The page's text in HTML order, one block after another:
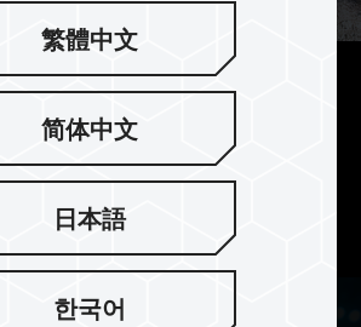
鬥圖騰
獨特鷹眼對稱式散熱片，搭配
色澤般耀眼的戰鬥圖騰線條，以
耀眼的多彩光芒，超越群倫。
繁體中文
简体中文
日本語
한국어